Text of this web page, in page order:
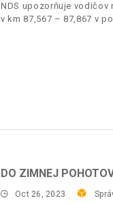
NDS upozorňuje vodičov
v km 87,567 – 87,867 v
DO ZIMNEJ
Oct 26, 2023